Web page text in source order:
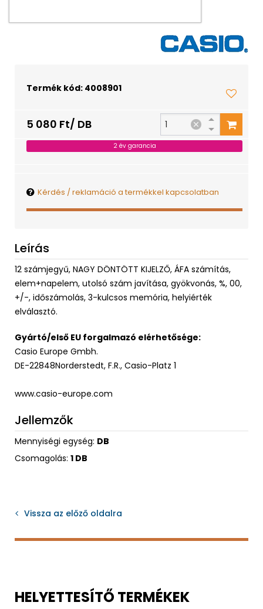
Termék kód: 4008901
5 080 Ft/ DB
2 év garancia
Kérdés / reklamáció a termékkel kapcsolatban
Leírás
12 számjegyű, NAGY DÖNTÖTT KIJELZŐ, ÁFA számítás,
elem+napelem, utolsó szám javítása, gyökvonás, %, 00,
+/-, időszámolás, 3-kulcsos memória, helyiérték
elválasztó.
Gyártó/első EU forgalmazó elérhetősége:
Casio Europe Gmbh.
DE-22848Norderstedt, F.R., Casio-Platz 1
www.casio-europe.com
Jellemzők
Mennyiségi egység: DB
Csomagolás: 1 DB
Vissza az előző oldalra
HELYETTESÍTŐ TERMÉKEK